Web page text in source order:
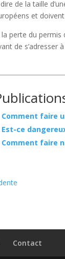
de la taille
et
la perte du
de s’adresser
Comment faire
Est-ce
Comment faire
Contact